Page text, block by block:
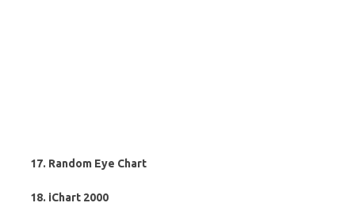
17. Random Eye Chart
18. iChart 2000